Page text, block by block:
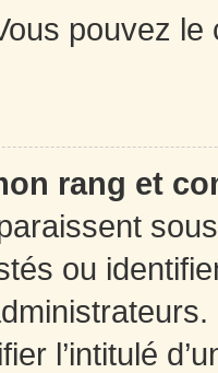
pouvez
rang et
ou
l’intitulé